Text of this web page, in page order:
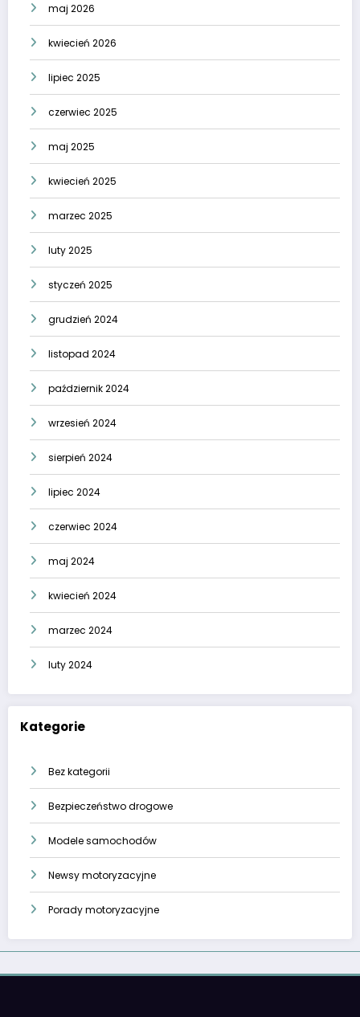
maj 2026
kwiecień 2026
lipiec 2025
czerwiec 2025
maj 2025
kwiecień 2025
marzec 2025
luty 2025
styczeń 2025
grudzień 2024
listopad 2024
październik 2024
wrzesień 2024
sierpień 2024
lipiec 2024
czerwiec 2024
maj 2024
kwiecień 2024
marzec 2024
luty 2024
Kategorie
Bez kategorii
Bezpieczeństwo drogowe
Modele samochodów
Newsy motoryzacyjne
Porady motoryzacyjne